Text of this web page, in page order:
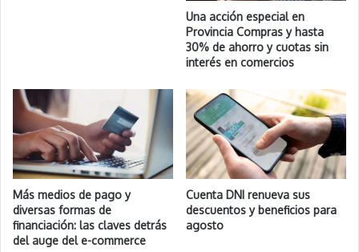
Una acción especial en
Provincia Compras y hasta
30% de ahorro y cuotas sin
interés en comercios
Más medios de pago y
diversas formas de
financiación: las claves detrás
del auge del e-commerce
Cuenta DNI renueva sus
descuentos y beneficios para
agosto